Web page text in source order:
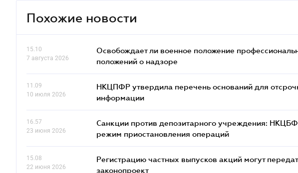
Похожие новости
15.10
7 августа 2026
Освобождает ли военное положение
положений о надзоре
11.09
10 июля 2026
НКЦПФР утвердила перечень оснований для
информации
16.57
23 июня 2026
Санкции против депозитарного учреждения:
режим приостановления операций
15.08
22 июня 2026
Регистрацию частных выпусков акций могут
законопроект